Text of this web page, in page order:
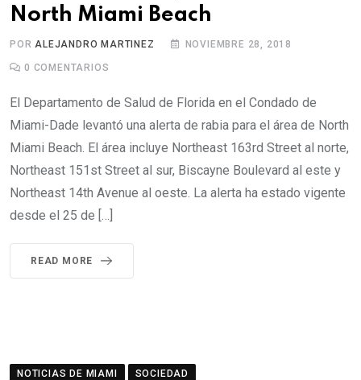
North Miami Beach
PORALEJANDRO MARTINEZ NOVIEMBRE 28, 2018
0 COMENTARIOS
El Departamento de Salud de Florida en el Condado de
Miami-Dade levantó una alerta de rabia para el área de North
Miami Beach. El área incluye Northeast 163rd Street al norte,
Northeast 151st Street al sur, Biscayne Boulevard al este y
Northeast 14th Avenue al oeste. La alerta ha estado vigente
desde el 25 de […]
READ MORE
NOTICIAS DE MIAMI SOCIEDAD